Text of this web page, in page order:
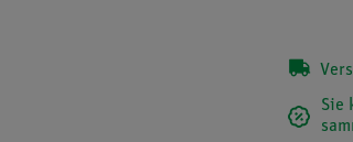
Sie